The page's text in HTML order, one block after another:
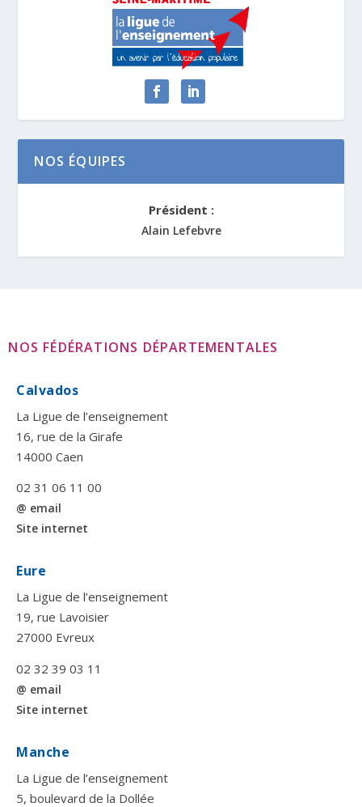
NOS ÉQUIPES
Président :
Alain Lefebvre
NOS FÉDÉRATIONS DÉPARTEMENTALES
Calvados
La Ligue de l’enseignement
16, rue de la Girafe
14000 Caen
02 31 06 11 00
@ email
Site internet
Eure
La Ligue de l’enseignement
19, rue Lavoisier
27000 Evreux
02 32 39 03 11
@ email
Site internet
Manche
La Ligue de l’enseignement
5, boulevard de la Dollée